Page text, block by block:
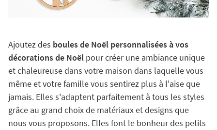
Ajoutez des boules de Noël personnalisées à vos
décorations de Noëlpour créer une ambiance unique
et chaleureuse dans votre maison dans laquelle vous
même et votre famille vous sentirez plus à l'aise que
jamais. Elles s'adaptent parfaitement à tous les styles
grâce au grand choix de matériaux et designs que
nous vous proposons. Elles font le bonheur des petits